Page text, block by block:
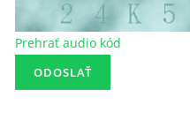
Prehrať audio kód